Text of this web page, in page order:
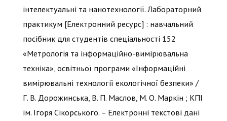
інтелектуальні та нанотехнології. Лабораторний
практикум [Електронний ресурс] : навчальний
посібник для студентів спеціальності 152
«Метрологія та інформаційно-вимірювальна
техніка», освітньої програми «Інформаційні
вимірювальні технології екологічної безпеки» /
Г. В. Дорожинська, В. П. Маслов, М. О. Маркін ; КПІ
ім. Ігоря Сікорського. – Електронні текстові дані